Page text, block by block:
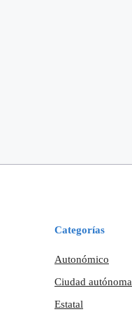
Categorías
Autonómico
Ciudad autónoma
Estatal